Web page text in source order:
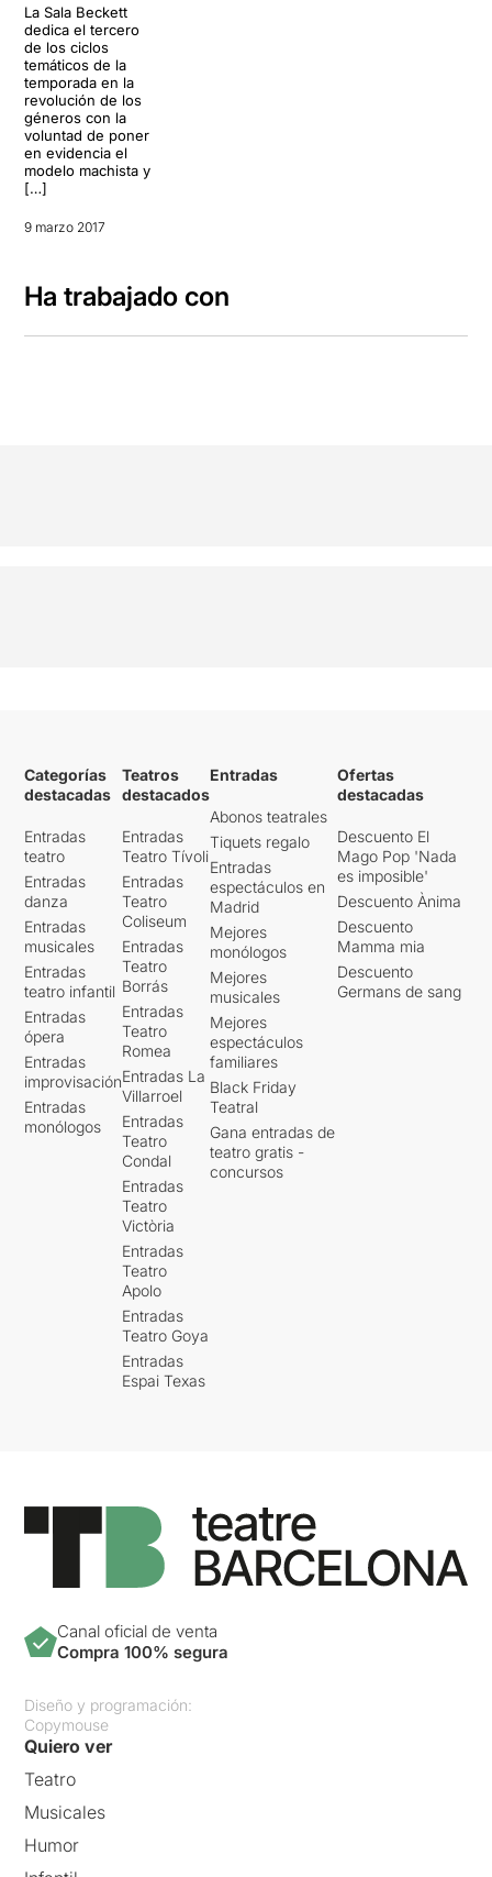
La Sala Beckett
dedica el tercero
de los ciclos
temáticos de la
temporada en la
revolución de los
géneros con la
voluntad de poner
en evidencia el
modelo machista y
[…]
9 marzo 2017
Ha trabajado con
Categorías
destacadas
Entradas
teatro
Entradas
danza
Entradas
musicales
Entradas
teatro infantil
Entradas
ópera
Entradas
improvisación
Entradas
monólogos
Teatros
destacados
Entradas
Teatro Tívoli
Entradas
Teatro
Coliseum
Entradas
Teatro
Borrás
Entradas
Teatro
Romea
Entradas La
Villarroel
Entradas
Teatro
Condal
Entradas
Teatro
Victòria
Entradas
Teatro
Apolo
Entradas
Teatro Goya
Entradas
Espai Texas
Entradas
Abonos teatrales
Tiquets regalo
Entradas
espectáculos en
Madrid
Mejores
monólogos
Mejores
musicales
Mejores
espectáculos
familiares
Black Friday
Teatral
Gana entradas de
teatro gratis -
concursos
Ofertas
destacadas
Descuento El
Mago Pop 'Nada
es imposible'
Descuento Ànima
Descuento
Mamma mia
Descuento
Germans de sang
Canal oficial de venta
Compra 100% segura
Diseño y programación:
Copymouse
Quiero ver
Teatro
Musicales
Humor